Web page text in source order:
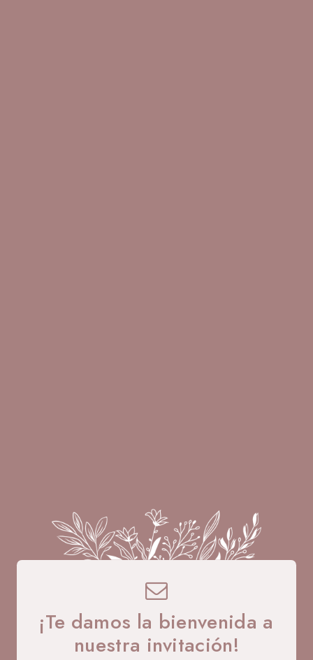
A B
¡Te damos la bienvenida a
nuestra invitación!